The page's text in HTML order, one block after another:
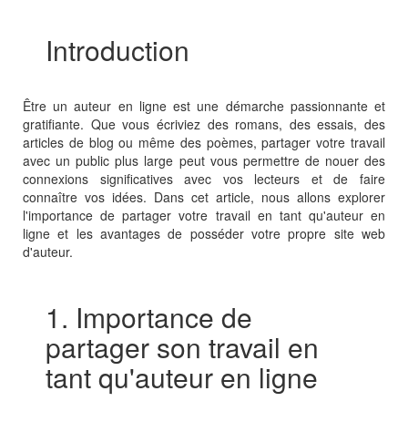
Introduction
Être un auteur en ligne est une démarche passionnante et
gratifiante. Que vous écriviez des romans, des essais, des
articles de blog ou même des poèmes, partager votre travail
avec un public plus large peut vous permettre de nouer des
connexions significatives avec vos lecteurs et de faire
connaître vos idées. Dans cet article, nous allons explorer
l'importance de partager votre travail en tant qu'auteur en
ligne et les avantages de posséder votre propre site web
d'auteur.
1. Importance de
partager son travail en
tant qu'auteur en ligne